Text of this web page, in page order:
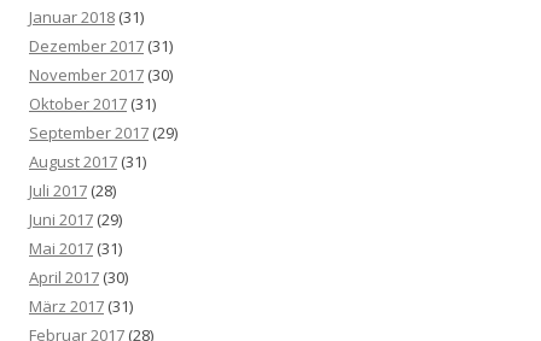
Januar 2018 (31)
Dezember 2017 (31)
November 2017 (30)
Oktober 2017 (31)
September 2017 (29)
August 2017 (31)
Juli 2017 (28)
Juni 2017 (29)
Mai 2017 (31)
April 2017 (30)
März 2017 (31)
Februar 2017 (28)